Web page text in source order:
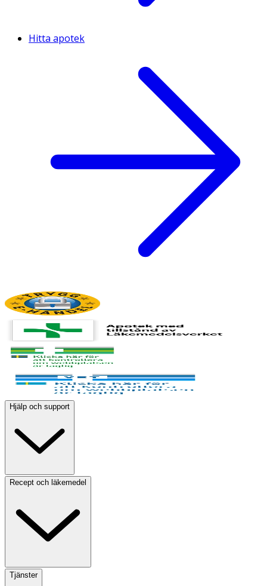
Hitta apotek
Hjälp och support
Recept och läkemedel
Tjänster